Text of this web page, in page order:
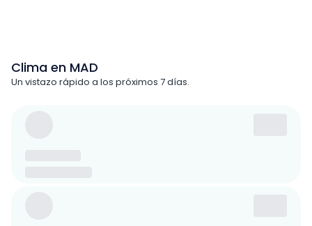
Clima en MAD
Un vistazo rápido a los próximos 7 días.